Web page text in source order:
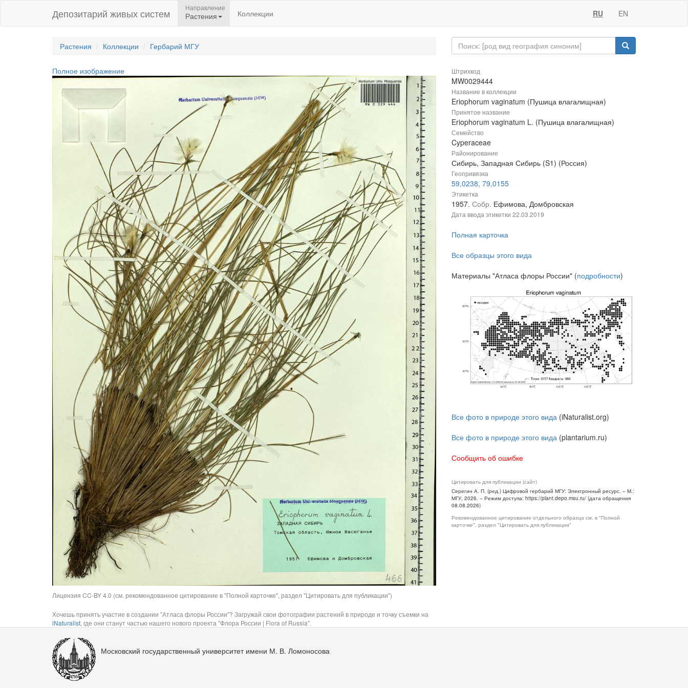
Депозитарий живых систем Направление
Растения Коллекции RU EN
Растения Коллекции Гербарий МГУ
Полное изображение
Лицензия CC-BY 4.0 (см. рекомендованное цитирование в "Полной карточке", раздел "Цитировать для публикации")
Хочешь принять участие в создании "Атласа флоры России"? Загружай свои фотографии растений в природе и точку съемки на
iNaturalist, где они станут частью нашего нового проекта "Флора России | Flora of Russia".
Штрихкод
MW0029444
Название в коллекции
Eriophorum vaginatum (Пушица влагалищная)
Принятое название
Eriophorum vaginatum L. (Пушица влагалищная)
Семейство
Cyperaceae
Районирование
Сибирь, Западная Сибирь (S1) (Россия)
Геопривязка
59,0238, 79,0155
Этикетка
1957. Собр. Ефимова, Домбровская
Дата ввода этикетки 22.03.2019
Полная карточка
Все образцы этого вида
Материалы "Атласа флоры России" (подробности)
Все фото в природе этого вида (iNaturalist.org)
Все фото в природе этого вида (plantarium.ru)
Сообщить об ошибке
Цитировать для публикации (сайт)
Серегин А. П. (ред.) Цифровой гербарий МГУ: Электронный ресурс. – М.:
МГУ, 2026. – Режим доступа: https://plant.depo.msu.ru/ (дата обращения
08.08.2026)
Рекомендованное цитирование отдельного образца см. в "Полной
карточке", раздел "Цитировать для публикации"
Московский государственный университет имени М. В. Ломоносова